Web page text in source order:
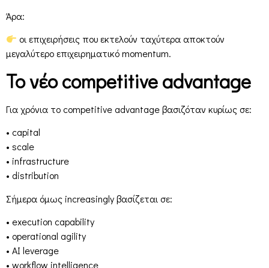
Άρα:
οι επιχειρήσεις που εκτελούν ταχύτερα αποκτούν
μεγαλύτερο επιχειρηματικό momentum.
Το νέο competitive advantage
Για χρόνια το competitive advantage βασιζόταν κυρίως σε:
• capital
• scale
• infrastructure
• distribution
Σήμερα όμως increasingly βασίζεται σε:
• execution capability
• operational agility
• AI leverage
• workflow intelligence